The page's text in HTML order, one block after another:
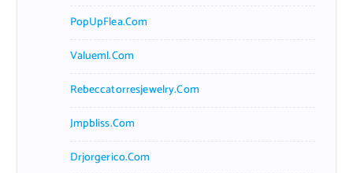
PopUpFlea.com
Valueml.com
Rebeccatorresjewelry.com
Jmpbliss.com
Drjorgerico.com